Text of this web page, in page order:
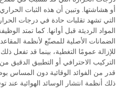
أو هشاشتها. وتبين أن هذه الثبات
التي تشهد تقلبات حادة في درجات
المواد الرديئة قبل أوانها. كما تمتد
الضمانات الأصلية للمصنّع لأنظمة
للإزالة عمومًا التغطية، بينما قد تفعل
التركيب الاحترافي أو التطبيق
قدر من الفوائد الوقائية دون المساس
ذلك أنظمة انتشار الوسائد الهوائية عند